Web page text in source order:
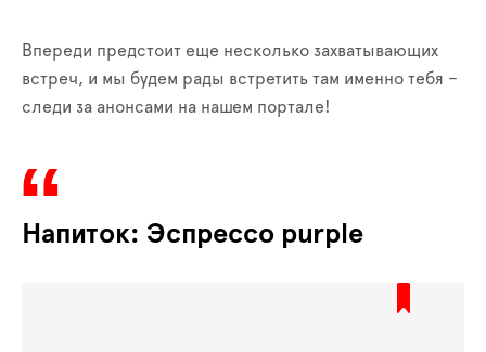
Впереди предстоит еще несколько захватывающих
встреч, и мы будем рады встретить там именно тебя –
следи за анонсами на нашем портале!
Напиток: Эспрессо purple